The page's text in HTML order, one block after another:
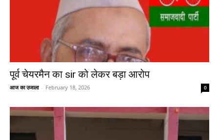
पूर्व चेयरमैन का sir को लेकर बड़ा आरोप
आज का उजाला - February 18, 2026 0